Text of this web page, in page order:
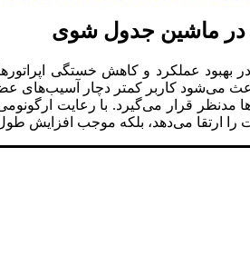
در ماشین‌ جدول شوی
بهبود عملکرد و کاهش خستگی
می‌شود کاربر کمتر دچار آسیب‌های
مدنظر قرار می‌گیرد. با رعایت
را ارتقا می‌دهد، بلکه موجب افزایش